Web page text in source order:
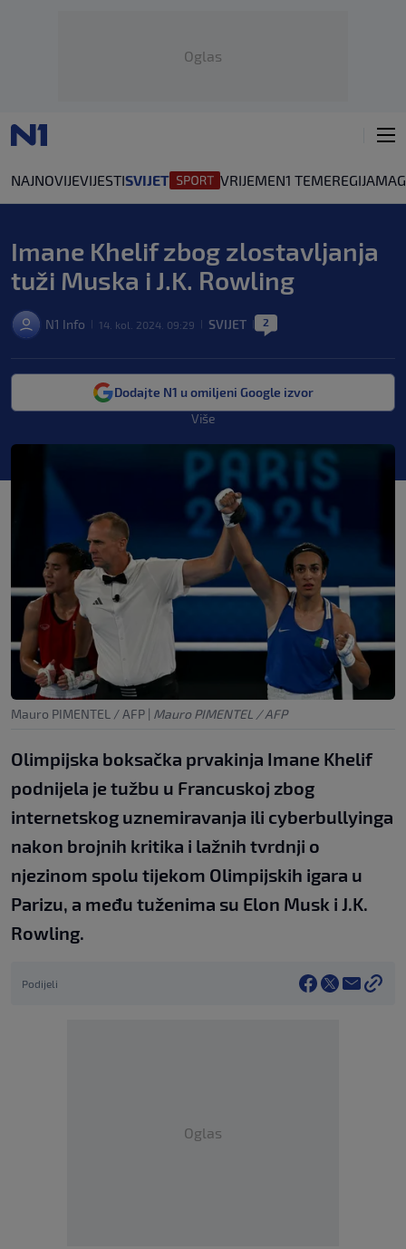
Oglas
NAJNOVIJEVIJESTISVIJET VRIJEMEN1 TEMEREGIJA
Imane Khelif zbog zlostavljanja
tuži Muska i J.K. Rowling
N1 Info 14. kol. 2024. 09:29 SVIJET 2
Dodajte N1 u omiljeni Google izvor
Više
Mauro PIMENTEL / AFP | Mauro PIMENTEL / AFP
Olimpijska boksačka prvakinja Imane Khelif
podnijela je tužbu u Francuskoj zbog
internetskog uznemiravanja ili cyberbullyinga
nakon brojnih kritika i lažnih tvrdnji o
njezinom spolu tijekom Olimpijskih igara u
Parizu, a među tuženima su Elon Musk i J.K.
Rowling.
Podijeli
Oglas